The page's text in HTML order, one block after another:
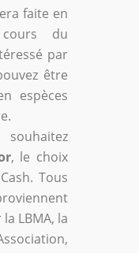
faite en
du
par
être
espèces
, le choix
Tous
LBMA, la